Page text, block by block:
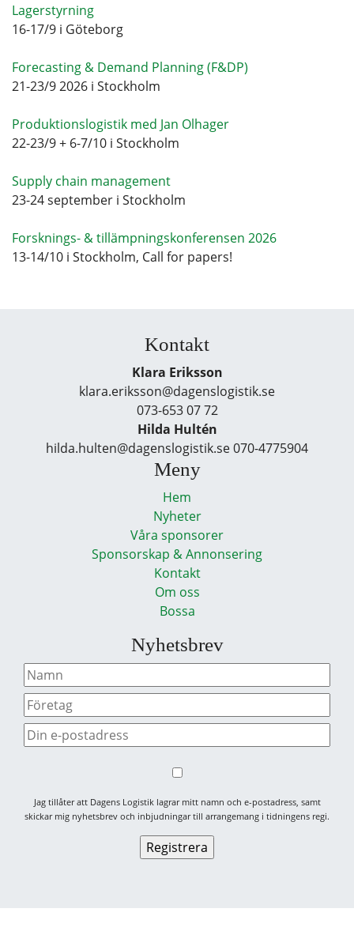
Lagerstyrning
16-17/9 i Göteborg
Forecasting & Demand Planning (F&DP)
21-23/9 2026 i Stockholm
Produktionslogistik med Jan Olhager
22-23/9 + 6-7/10 i Stockholm
Supply chain management
23-24 september i Stockholm
Forsknings- & tillämpningskonferensen 2026
13-14/10 i Stockholm, Call for papers!
Kontakt
Klara Eriksson
klara.eriksson@dagenslogistik.se
073-653 07 72
Hilda Hultén
hilda.hulten@dagenslogistik.se 070-4775904
Meny
Hem
Nyheter
Våra sponsorer
Sponsorskap & Annonsering
Kontakt
Om oss
Bossa
Nyhetsbrev
Jag tillåter att Dagens Logistik lagrar mitt namn och e-postadress, samt
skickar mig nyhetsbrev och inbjudningar till arrangemang i tidningens regi.